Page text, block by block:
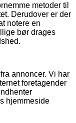
metoder til
Derudover er der
notere en
bør drages
annoncer. Vi har
foretagender
hjemmeside